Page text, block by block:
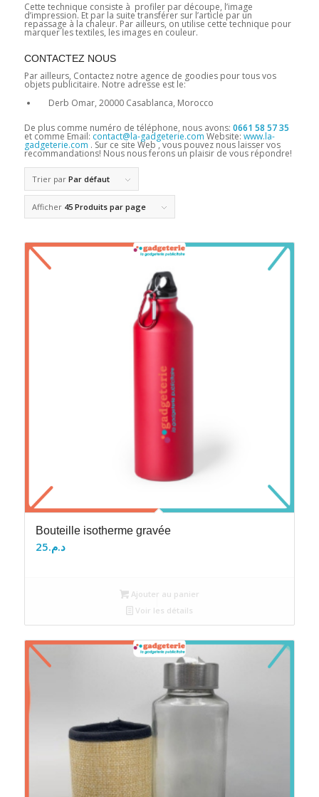
Cette technique consiste à profiler par découpe, l’image
d’impression. Et par la suite transférer sur l’article par un
repassage à la chaleur. Par ailleurs, on utilise cette technique pour
marquer les textiles, les images en couleur.
CONTACTEZ NOUS
Par ailleurs, Contactez notre agence de goodies pour tous vos
objets publicitaire. Notre adresse est le:
Derb Omar, 20000 Casablanca, Morocco
De plus comme numéro de téléphone, nous avons: 0661 58 57 35
et comme Email: contact@la-gadgeterie.com Website: www.la-
gadgeterie.com . Sur ce site Web , vous pouvez nous laisser vos
recommandations! Nous nous ferons un plaisir de vous répondre!
Trier par Par défaut
Afficher 45 Produits par page
Bouteille isotherme gravée
د.م.25
Ajouter au panier
Voir les détails